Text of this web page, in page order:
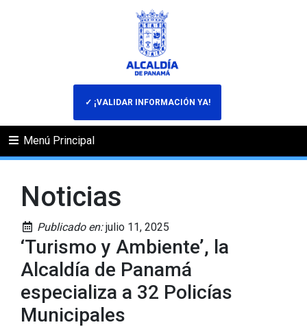
✓ ¡VALIDAR INFORMACIÓN YA!
Menú Principal
Noticias
Publicado en:julio 11, 2025
‘Turismo y Ambiente’, la
Alcaldía de Panamá
especializa a 32 Policías
Municipales